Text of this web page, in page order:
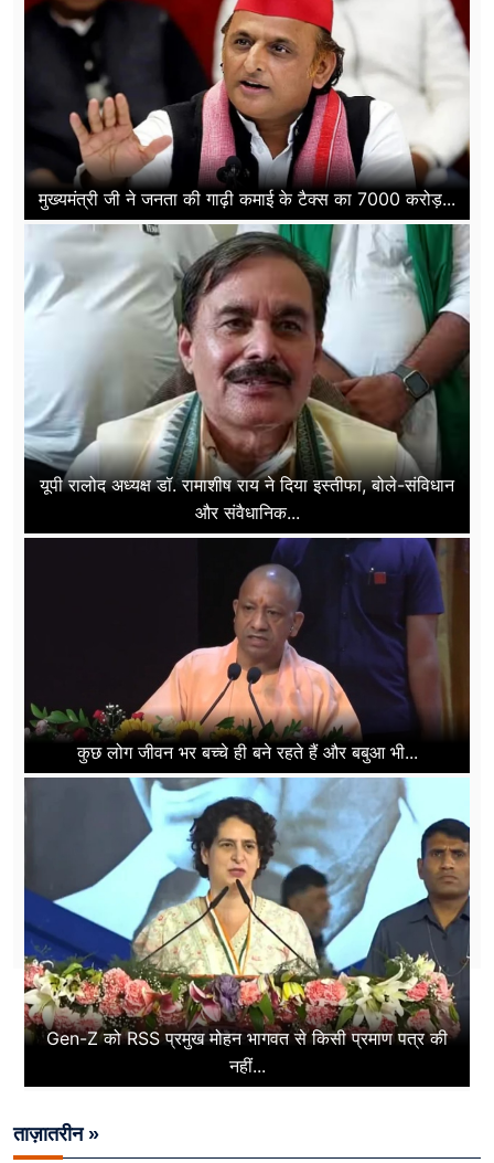
मुख्यमंत्री जी ने जनता की गाढ़ी कमाई के टैक्स का 7000 करोड़...
यूपी रालोद अध्यक्ष डॉ. रामाशीष राय ने दिया इस्तीफा, बोले-संविधान
और संवैधानिक...
कुछ लोग जीवन भर बच्चे ही बने रहते हैं और बबुआ भी...
Gen-Z को RSS प्रमुख मोहन भागवत से किसी प्रमाण पत्र की
नहीं...
ताज़ातरीन »